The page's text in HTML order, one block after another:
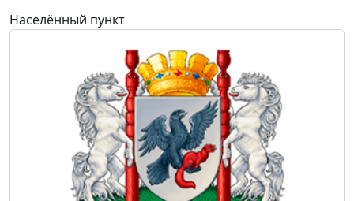
Населённый пункт